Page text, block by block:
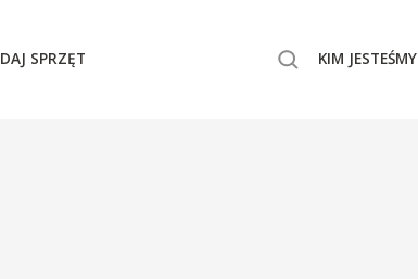
SPRZĘT KIM JESTEŚMY